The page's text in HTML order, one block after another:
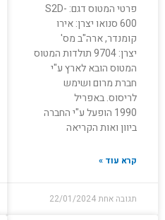
פרטי המטוס דגם: S2D-
600 סנואו יצרן: אירו
קומנדר, ארה"ב מס'
יצרן: 9704 תולדות המטוס
המטוס הובא לארץ ע"י
חברת מרום ושימש
לריסוס. באפריל
1990 הופעל ע"י החברה
ביוון ואות הקריאה
קרא עוד »
תגובה אחת22/01/2024